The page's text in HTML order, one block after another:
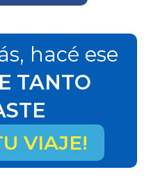
hacé ese
TANTO
VIAJE!